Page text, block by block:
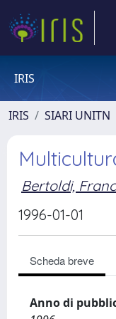
IRIS
IRIS SIARI UNITN
Bertoldi,
1996-01-01
Scheda breve
Anno di